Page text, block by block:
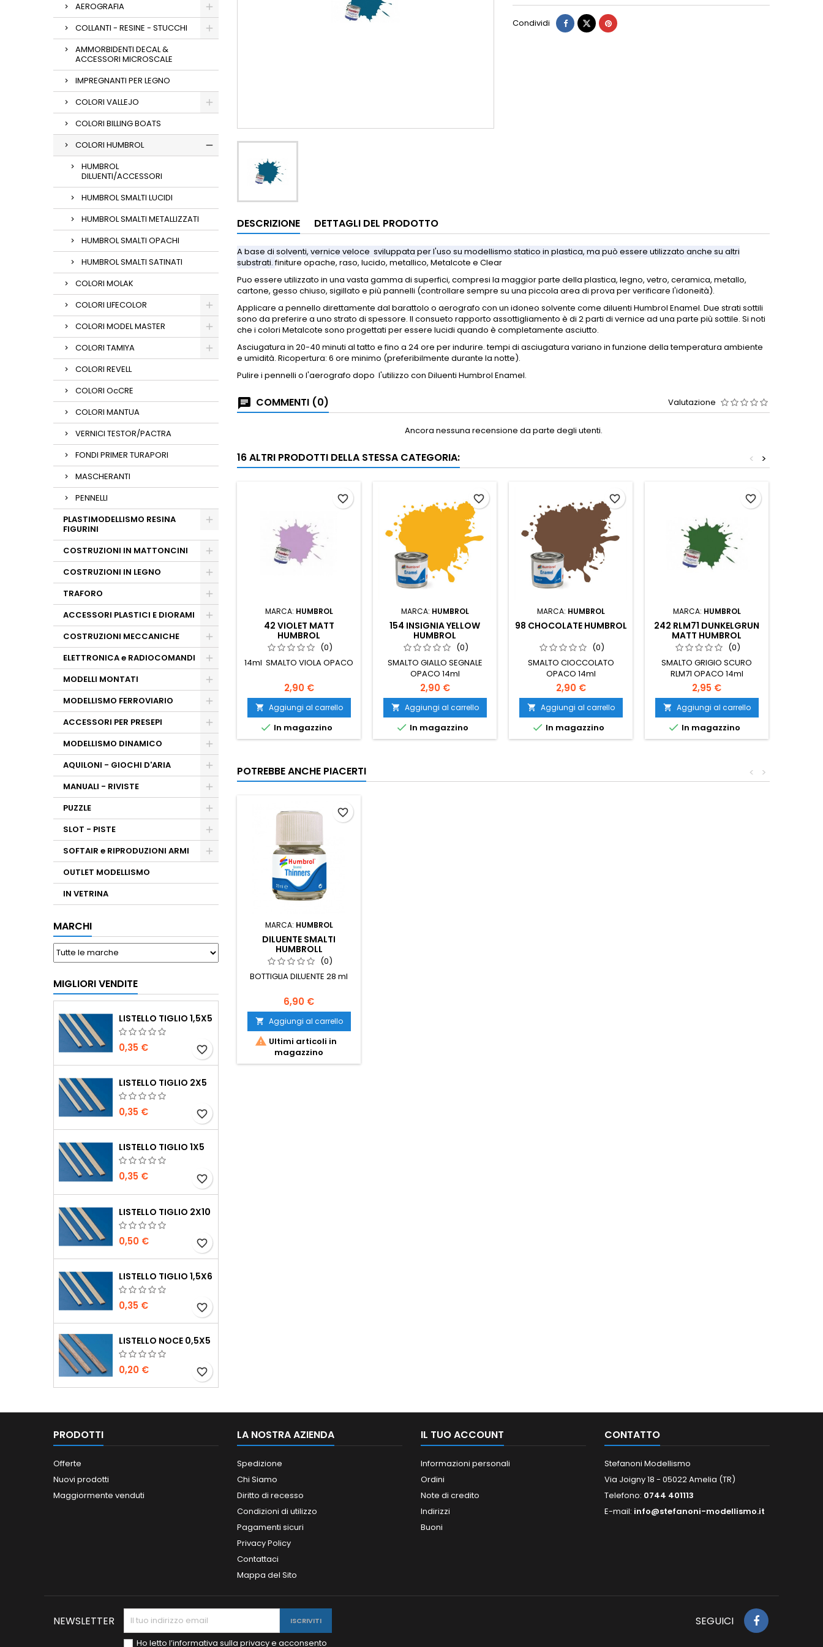
AEROGRAFIA
COLLANTI - RESINE - STUCCHI
AMMORBIDENTI DECAL &
ACCESSORI MICROSCALE
IMPREGNANTI PER LEGNO
COLORI VALLEJO
COLORI BILLING BOATS
COLORI HUMBROL
HUMBROL
DILUENTI/ACCESSORI
HUMBROL SMALTI LUCIDI
HUMBROL SMALTI METALLIZZATI
HUMBROL SMALTI OPACHI
HUMBROL SMALTI SATINATI
COLORI MOLAK
COLORI LIFECOLOR
COLORI MODEL MASTER
COLORI TAMIYA
COLORI REVELL
COLORI OcCRE
COLORI MANTUA
VERNICI TESTOR/PACTRA
FONDI PRIMER TURAPORI
MASCHERANTI
PENNELLI
PLASTIMODELLISMO RESINA
FIGURINI
COSTRUZIONI IN MATTONCINI
COSTRUZIONI IN LEGNO
TRAFORO
ACCESSORI PLASTICI E DIORAMI
COSTRUZIONI MECCANICHE
ELETTRONICA e RADIOCOMANDI
MODELLI MONTATI
MODELLISMO FERROVIARIO
ACCESSORI PER PRESEPI
MODELLISMO DINAMICO
AQUILONI - GIOCHI D'ARIA
MANUALI - RIVISTE
PUZZLE
SLOT - PISTE
SOFTAIR e RIPRODUZIONI ARMI
OUTLET MODELLISMO
IN VETRINA
MARCHI
MIGLIORI VENDITE
LISTELLO TIGLIO 1,5X5
0,35 € favorite_border
LISTELLO TIGLIO 2X5
0,35 € favorite_border
LISTELLO TIGLIO 1X5
0,35 € favorite_border
LISTELLO TIGLIO 2X10
0,50 € favorite_border
LISTELLO TIGLIO 1,5X6
0,35 € favorite_border
LISTELLO NOCE 0,5X5
0,20 € favorite_border
Condividi
DESCRIZIONE DETTAGLI DEL PRODOTTO
A base di solventi, vernice veloce sviluppata per l'uso su modellismo statico in plastica, ma può essere utilizzato anche su altri
substrati.finiture opache, raso, lucido, metallico, Metalcote e Clear
Puo essere utilizzato in una vasta gamma di superfici, compresi la maggior parte della plastica, legno, vetro, ceramica, metallo,
cartone, gesso chiuso, sigillato e più pannelli (controllare sempre su una piccola area di prova per verificare l'idoneità).
Applicare a pennello direttamente dal barattolo o aerografo con un idoneo solvente come diluenti Humbrol Enamel. Due strati sottili
sono da preferire a uno strato di spessore. Il consueto rapporto assottigliamento è di 2 parti di vernice ad una parte più sottile. Si noti
che i colori Metalcote sono progettati per essere lucidi quando è completamente asciutto.
Asciugatura in 20-40 minuti al tatto e fino a 24 ore per indurire.tempi di asciugatura variano in funzione della temperatura ambiente
e umidità. Ricopertura: 6 ore minimo (preferibilmente durante la notte).
Pulire i pennelli o l'aerografo dopo l'utilizzo con Diluenti Humbrol Enamel.
COMMENTI (0) Valutazione
Ancora nessuna recensione da parte degli utenti.
16 ALTRI PRODOTTI DELLA STESSA CATEGORIA: >
<
MARCA: HUMBROL
42 VIOLET MATT
HUMBROL
(0)
14ml SMALTO VIOLA OPACO
2,90 €
 Aggiungi al carrello
 In magazzino
favorite_border
MARCA: HUMBROL
154 INSIGNIA YELLOW
HUMBROL
(0)
SMALTO GIALLO SEGNALE
OPACO 14ml
2,90 €
 Aggiungi al carrello
 In magazzino
favorite_border
MARCA: HUMBROL
98 CHOCOLATE HUMBROL
(0)
SMALTO CIOCCOLATO
OPACO 14ml
2,90 €
 Aggiungi al carrello
 In magazzino
favorite_border
MARCA: HUMBROL
242 RLM71 DUNKELGRUN
MATT HUMBROL
(0)
SMALTO GRIGIO SCURO
RLM71 OPACO 14ml
2,95 €
 Aggiungi al carrello
 In magazzino
favorite_border
POTREBBE ANCHE PIACERTI >
<
MARCA: HUMBROL
DILUENTE SMALTI
HUMBROLL
(0)
BOTTIGLIA DILUENTE 28 ml
6,90 €
 Aggiungi al carrello
 Ultimi articoli in
magazzino
favorite_border
PRODOTTI
Offerte
Nuovi prodotti
Maggiormente venduti
LA NOSTRA AZIENDA
Spedizione
Chi Siamo
Diritto di recesso
Condizioni di utilizzo
Pagamenti sicuri
Privacy Policy
Contattaci
Mappa del Sito
IL TUO ACCOUNT
Informazioni personali
Ordini
Note di credito
Indirizzi
Buoni
CONTATTO
Stefanoni Modellismo
Via Joigny 18 - 05022 Amelia (TR)
Telefono: 0744 401113
E-mail: info@stefanoni-modellismo.it
NEWSLETTER
Ho letto l’informativa sulla privacy e acconsento
SEGUICI